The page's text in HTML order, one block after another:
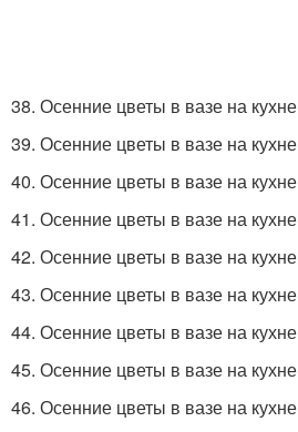
38. Осенние цветы в вазе на кухне
39. Осенние цветы в вазе на кухне
40. Осенние цветы в вазе на кухне
41. Осенние цветы в вазе на кухне
42. Осенние цветы в вазе на кухне
43. Осенние цветы в вазе на кухне
44. Осенние цветы в вазе на кухне
45. Осенние цветы в вазе на кухне
46. Осенние цветы в вазе на кухне